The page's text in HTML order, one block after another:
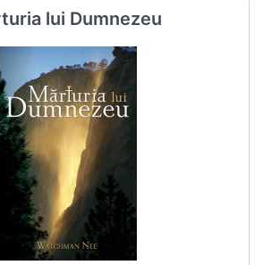
lui Dumnezeu